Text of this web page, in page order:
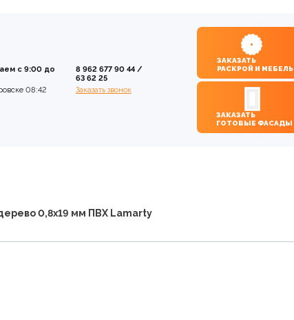
с 9:00 до
08:42
8 962 677 90 44/
63 62 25
Заказать звонок
ЗАКАЗАТЬ
РАСКРОЙ И МЕБЕЛЬ
ЗАКАЗАТЬ
ГОТОВЫЕ ФАСАДЫ
0,8х19 мм ПВХ Lamarty